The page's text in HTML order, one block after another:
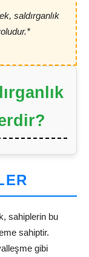
saldırganlık
sahiplerin bu
sahiptir.
gibi